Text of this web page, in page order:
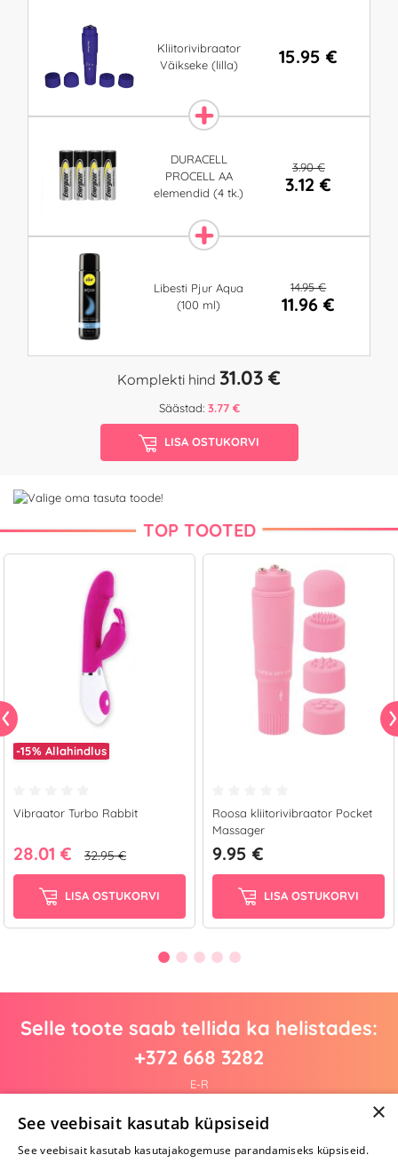
Kliitorivibraator
Väikseke (lilla)
15.95 €
DURACELL
PROCELL AA
elemendid (4 tk.)
3.90 €
3.12 €
Libesti Pjur Aqua
(100 ml)
14.95 €
11.96 €
Komplekti hind 31.03 €
Säästad: 3.77 €
LISA OSTUKORVI
TOP TOOTED
-15% Allahindlus
Vibraator Turbo Rabbit
28.01 € 32.95 €
LISA OSTUKORVI
Roosa kliitorivibraator Pocket
Massager
9.95 €
LISA OSTUKORVI
Selle toote saab tellida ka helistades:
+372 668 3282
E-R
Arvustusi veel pole
×
See veebisait kasutab küpsiseid
See veebisait kasutab kasutajakogemuse parandamiseks küpsiseid.